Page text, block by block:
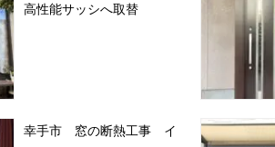
高性能サッシへ取替
幸手市 窓の断熱工事 イ